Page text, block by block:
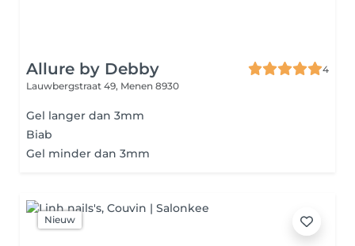
Allure by Debby
4
Lauwbergstraat 49, Menen 8930
Gel langer dan 3mm
Biab
Gel minder dan 3mm
Nieuw